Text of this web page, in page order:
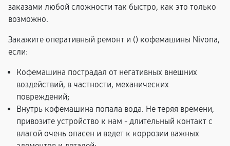
заказами любой сложности так быстро, как это только
возможно.
Закажите оперативный ремонт и () кофемашины Nivona,
если:
Кофемашина пострадал от негативных внешних
воздействий, в частности, механических
повреждений;
Внутрь кофемашина попала вода. Не теряя времени,
привозите устройство к нам - длительный контакт с
влагой очень опасен и ведет к коррозии важных